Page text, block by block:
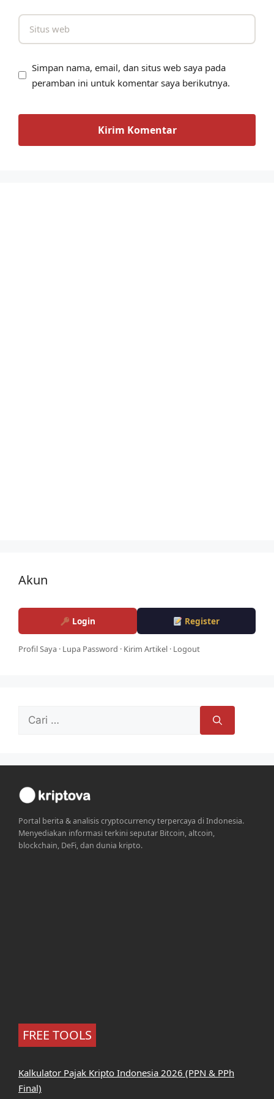
Simpan nama, email, dan situs web saya pada
peramban ini untuk komentar saya berikutnya.
Akun
Login Register
Profil Saya · Lupa Password · Kirim Artikel · Logout
Cari
Portal berita & analisis cryptocurrency terpercaya di Indonesia.
Menyediakan informasi terkini seputar Bitcoin, altcoin,
blockchain, DeFi, dan dunia kripto.
FREE TOOLS
Kalkulator Pajak Kripto Indonesia 2026 (PPN & PPh
Final)